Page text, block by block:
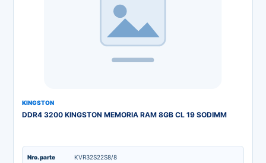
KINGSTON
DDR4 3200 KINGSTON MEMORIA RAM 8GB CL 19 SODIMM
Nro. parte
KVR32S22S8/8